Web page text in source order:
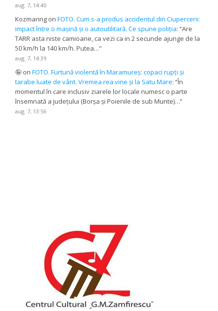
aug. 7, 14:40
Kozmaring onFOTO. Cum s-a produs accidentul din Ciuperceni:
impact între o mașină și o autoutilitară. Ce spune poliția: “Are
TARR asta niste camioane, ca vezi ca in 2 secunde ajunge de la
50 km/h la 140 km/h. Putea…”
aug. 7, 14:39
🤪 onFOTO. Furtună violentă în Maramureș: copaci rupți și
tarabe luate de vânt. Vremea rea vine și la Satu Mare: “În
momentul în care inclusiv ziarele lor locale numesc o parte
însemnată a județului (Borșa și Poienile de sub Munte)…”
aug. 7, 13:56